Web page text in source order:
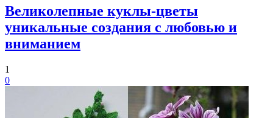
Великолепные куклы-цветы
уникальные создания с любовью и
вниманием
1
0